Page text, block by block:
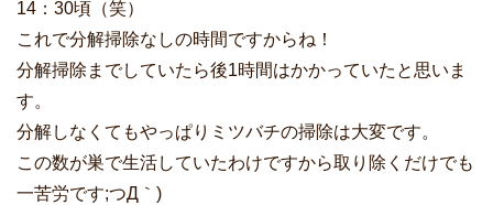
14：30頃（笑）
これで分解掃除なしの時間ですからね！
分解掃除までしていたら後1時間はかかっていたと思いま
す。
分解しなくてもやっぱりミツバチの掃除は大変です。
この数が巣で生活していたわけですから取り除くだけでも
一苦労です;つД｀)